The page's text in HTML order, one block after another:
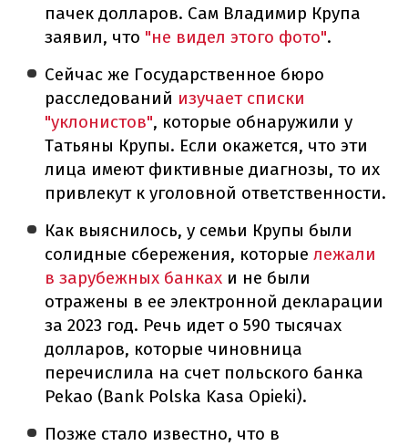
пачек долларов. Сам Владимир Крупа
заявил, что "не видел этого фото".
Сейчас же Государственное бюро
расследований изучает списки
"уклонистов", которые обнаружили у
Татьяны Крупы. Если окажется, что эти
лица имеют фиктивные диагнозы, то их
привлекут к уголовной ответственности.
Как выяснилось, у семьи Крупы были
солидные сбережения, которыележали
в зарубежных банках и не были
отражены в ее электронной декларации
за 2023 год. Речь идет о 590 тысячах
долларов, которые чиновница
перечислила на счет польского банка
Pekao (Bank Polska Kasa Opieki).
Позже стало известно, что в